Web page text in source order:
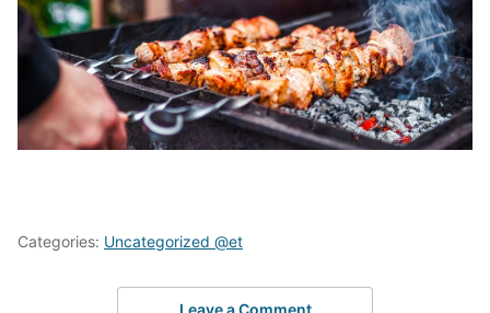
Categories: Uncategorized @et